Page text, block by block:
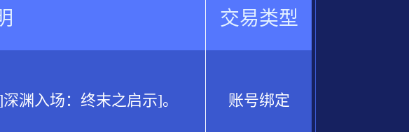
交易类型
渊入场：终末之启示]。 账号绑定